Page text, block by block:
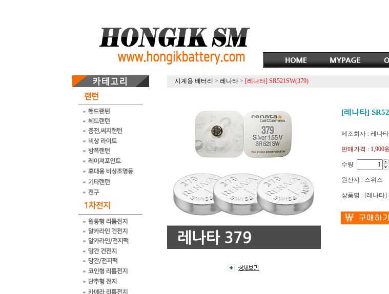
시계용 배터리 > 레나타 > [레나타] SR521SW(379)
[레나타]
제조회사 : 레나타
판매가격 : 1,900원
수량
원산지 : 스위스
상품명 : [레나타]